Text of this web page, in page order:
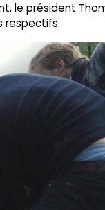
le président
respectifs.